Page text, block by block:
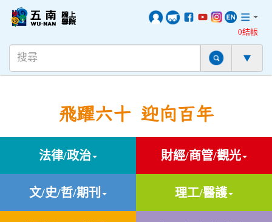
0結帳
飛躍六十 迎向百年
法律/政治 財經/商管/觀光
文/史/哲/期刊 理工/醫護